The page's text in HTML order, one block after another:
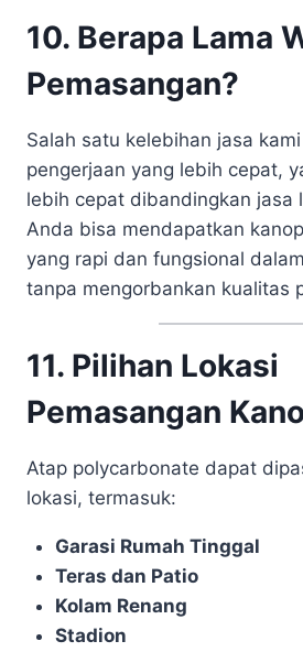
10. Berapa Lama
Pemasangan?
Salah satu kelebihan jasa
pengerjaan yang lebih cepat,
lebih cepat dibandingkan jasa
Anda bisa mendapatkan
yang rapi dan fungsional
tanpa mengorbankan kualitas
11. Pilihan Lokasi
Pemasangan
Atap polycarbonate dapat
lokasi, termasuk:
Garasi Rumah Tinggal
Teras dan Patio
Kolam Renang
Stadion